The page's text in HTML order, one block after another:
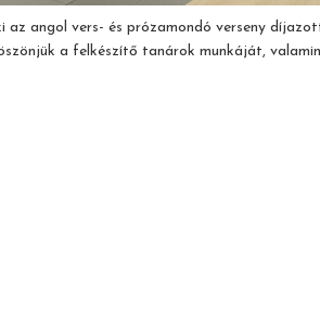
az angol vers- és prózamondó verseny
a felkészítő tanárok munkáját,